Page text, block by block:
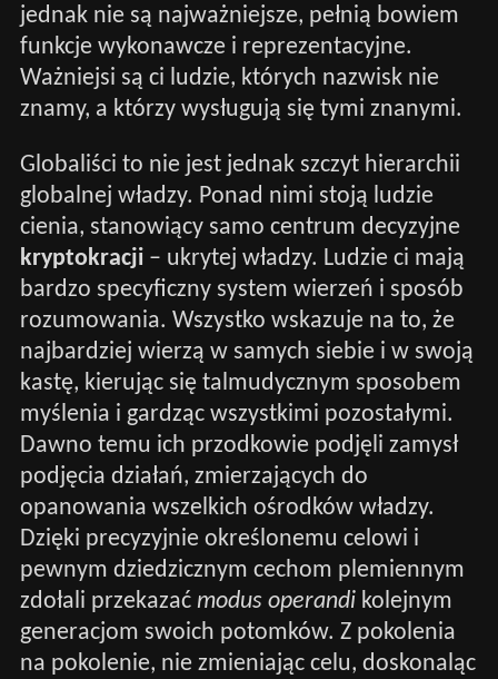
jednak nie są najważniejsze, pełnią bowiem
funkcje wykonawcze i reprezentacyjne.
Ważniejsi są ci ludzie, których nazwisk nie
znamy, a którzy wysługują się tymi znanymi.
Globaliści to nie jest jednak szczyt hierarchii
globalnej władzy. Ponad nimi stoją ludzie
cienia, stanowiący samo centrum decyzyjne
kryptokracji – ukrytej władzy. Ludzie ci mają
bardzo specyficzny system wierzeń i sposób
rozumowania. Wszystko wskazuje na to, że
najbardziej wierzą w samych siebie i w swoją
kastę, kierując się talmudycznym sposobem
myślenia i gardząc wszystkimi pozostałymi.
Dawno temu ich przodkowie podjęli zamysł
podjęcia działań, zmierzających do
opanowania wszelkich ośrodków władzy.
Dzięki precyzyjnie określonemu celowi i
pewnym dziedzicznym cechom plemiennym
zdołali przekazać modus operandikolejnym
generacjom swoich potomków. Z pokolenia
na pokolenie, nie zmieniając celu, doskonaląc